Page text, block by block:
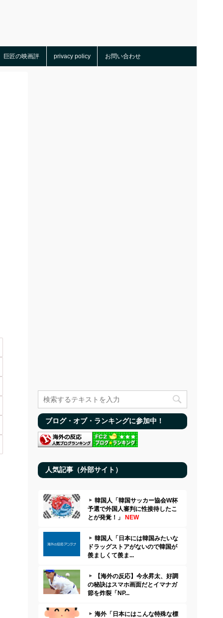
巨匠の映画評 privacy policy お問い合わせ
ブログ・オブ・ランキングに参加中！
人気記事（外部サイト）
韓国人「韓国サッカー協会W杯
予選で外国人審判に性接待したこ
とが発覚！」
NEW
韓国人「日本には韓国みたいな
ドラッグストアがないので韓国が
羨ましくて羨ま...
【海外の反応】今永昇太、好調
の秘訣はスマホ画面だとイマナガ
節を炸裂「NP...
海外「日本にはこんな特殊な標